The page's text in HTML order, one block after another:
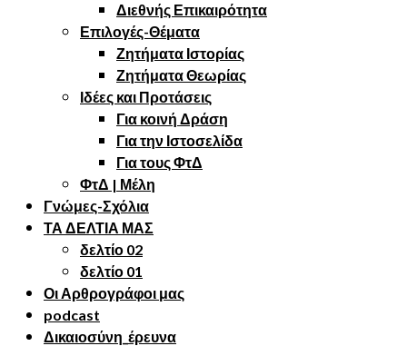
Διεθνής Επικαιρότητα
Επιλογές-Θέματα
Ζητήματα Ιστορίας
Ζητήματα Θεωρίας
Ιδέες και Προτάσεις
Για κοινή Δράση
Για την Ιστοσελίδα
Για τους ΦτΔ
ΦτΔ | Μέλη
Γνώμες-Σχόλια
ΤΑ ΔΕΛΤΙΑ ΜΑΣ
δελτίο 02
δελτίο 01
Οι Αρθρογράφοι μας
podcast
Δικαιοσύνη_έρευνα